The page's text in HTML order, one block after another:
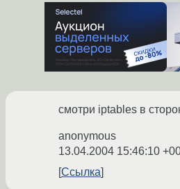
смотри iptables в
anonymous
13.04.2004 15:46:10
Ссылка